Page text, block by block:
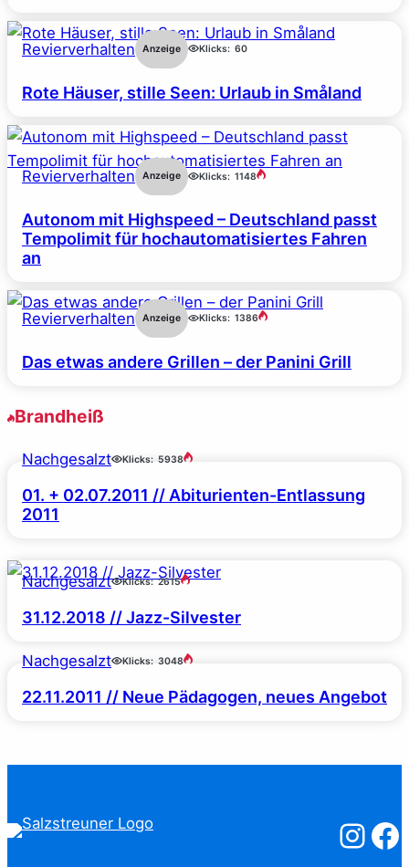
Revierverhalten Anzeige Klicks: 60
Rote Häuser, stille Seen: Urlaub in Småland
Revierverhalten Anzeige Klicks: 1148
Autonom mit Highspeed – Deutschland passt
Tempolimit für hochautomatisiertes Fahren
an
Revierverhalten Anzeige Klicks: 1386
Das etwas andere Grillen – der Panini Grill
Brandheiß
Nachgesalzt Klicks: 5938
01. + 02.07.2011 // Abiturienten-Entlassung
2011
Nachgesalzt Klicks: 2615
31.12.2018 // Jazz-Silvester
Nachgesalzt Klicks: 3048
22.11.2011 // Neue Pädagogen, neues Angebot